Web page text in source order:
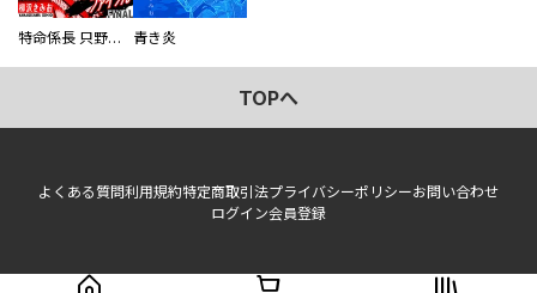
特命係長 只野仁ファイナル 愛蔵版 青き炎
TOPへ
よくある質問利用規約特定商取引法プライバシーポリシーお問い合わせ
ログイン会員登録